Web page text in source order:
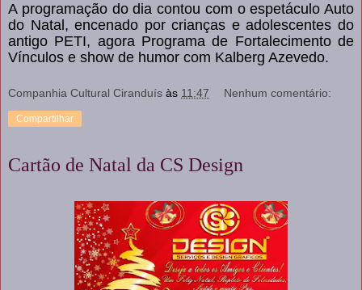
A programação do dia contou com o espetáculo Auto
do Natal, encenado por crianças e adolescentes do
antigo PETI, agora Programa de Fortalecimento de
Vínculos e show de humor com Kalberg Azevedo.
Companhia Cultural Ciranduís às 11:47 Nenhum comentário:
Compartilhar
Cartão de Natal da CS Design